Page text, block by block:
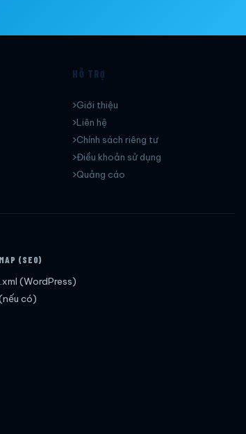
HỖ TRỢ
Giới thiệu
Liên hệ
Chính sách riêng tư
Điều khoản sử dụng
Quảng cáo
(SEO)
(WordPress)
có)